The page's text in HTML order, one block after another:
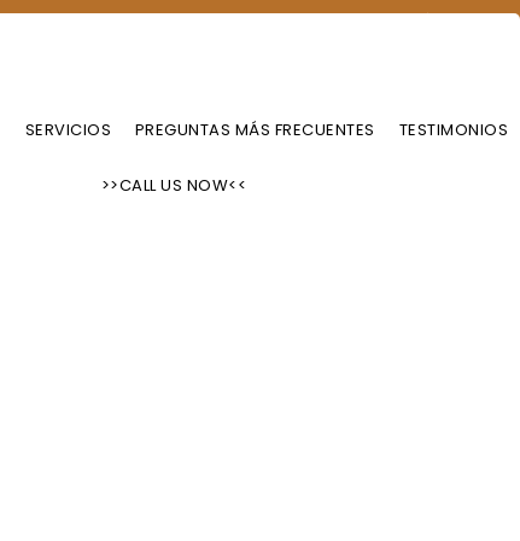
SERVICIOS PREGUNTAS MÁS FRECUENTES TESTIMONIOS
>>CALL US NOW<<